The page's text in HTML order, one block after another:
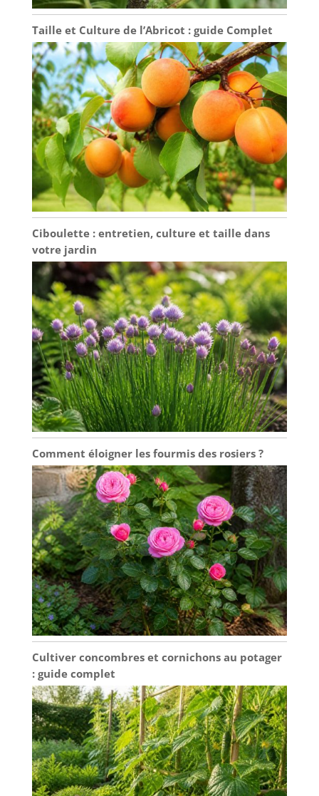
Taille et Culture de l’Abricot : guide Complet
Ciboulette : entretien, culture et taille dans
votre jardin
Comment éloigner les fourmis des rosiers ?
Cultiver concombres et cornichons au potager
: guide complet